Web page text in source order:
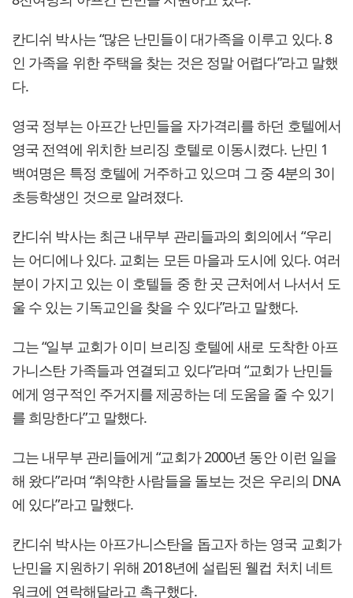
칸디쉬 박사는 “많은 난민들이 대가족을 이루고 있다. 8
인 가족을 위한 주택을 찾는 것은 정말 어렵다”라고 말했
다.
영국 정부는 아프간 난민들을 자가격리를 하던 호텔에서
영국 전역에 위치한 브리징 호텔로 이동시켰다. 난민 1
백여명은 특정 호텔에 거주하고 있으며 그 중 4분의 3이
초등학생인 것으로 알려졌다.
칸디쉬 박사는 최근 내무부 관리들과의 회의에서 “우리
는 어디에나 있다. 교회는 모든 마을과 도시에 있다. 여러
분이 가지고 있는 이 호텔들 중 한 곳 근처에서 나서서 도
울 수 있는 기독교인을 찾을 수 있다”라고 말했다.
그는 “일부 교회가 이미 브리징 호텔에 새로 도착한 아프
가니스탄 가족들과 연결되고 있다”라며 “교회가 난민들
에게 영구적인 주거지를 제공하는 데 도움을 줄 수 있기
를 희망한다”고 말했다.
그는 내무부 관리들에게 “교회가 2000년 동안 이런 일을
해 왔다”라며 “취약한 사람들을 돌보는 것은 우리의 DNA
에 있다”라고 말했다.
칸디쉬 박사는 아프가니스탄을 돕고자 하는 영국 교회가
난민을 지원하기 위해 2018년에 설립된 웰컵 처치 네트
워크에 연락해달라고 촉구했다.